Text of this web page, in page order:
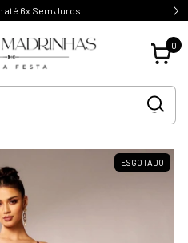
e sem Burocracia
0
ESGOTADO